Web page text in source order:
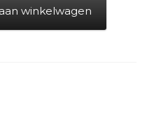
winkelwagen